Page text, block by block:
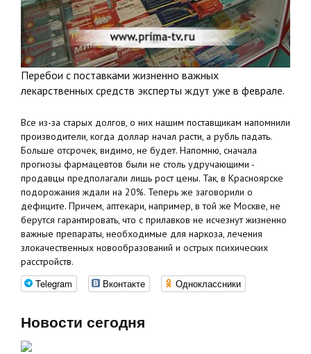
Перебои с поставками жизненно важных
лекарственных средств эксперты ждут уже в феврале.
Все из-за старых долгов, о них нашим поставщикам напомнили
производители, когда доллар начал расти, а рубль падать.
Больше отсрочек, видимо, не будет. Напомню, сначала
прогнозы фармацевтов были не столь удручающими -
продавцы предполагали лишь рост цены. Так, в Красноярске
подорожания ждали на 20%. Теперь же заговорили о
дефиците. Причем, аптекари, например, в той же Москве, не
берутся гарантировать, что с прилавков не исчезнут жизненно
важные препараты, необходимые для наркоза, лечения
злокачественных новообразований и острых психических
расстройств.
Telegram Вконтакте Одноклассники
Новости сегодня